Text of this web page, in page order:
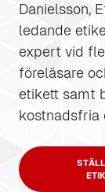
Danielsson,
ledande
expert vid
föreläsare
etikett samt
kostnadsfria